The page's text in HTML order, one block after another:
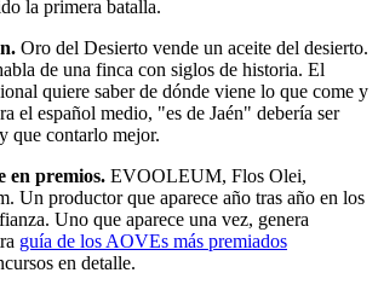
la primera batalla.
Oro del Desierto vende un aceite del desierto.
de una finca con siglos de historia. El
quiere saber de dónde viene lo que come y
el español medio, "es de Jaén" debería ser
que contarlo mejor.
en premios. EVOOLEUM, Flos Olei,
Un productor que aparece año tras año en los
Uno que aparece una vez, genera
guía de los AOVEs más premiados
en detalle.